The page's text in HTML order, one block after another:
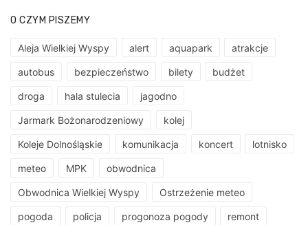
O CZYM PISZEMY
Aleja Wielkiej Wyspy alert aquapark atrakcje
autobus bezpieczeństwo bilety budżet
droga hala stulecia jagodno
Jarmark Bożonarodzeniowy kolej
Koleje Dolnośląskie komunikacja koncert lotnisko
meteo MPK obwodnica
Obwodnica Wielkiej Wyspy Ostrzeżenie meteo
pogoda policja progonoza pogody remont